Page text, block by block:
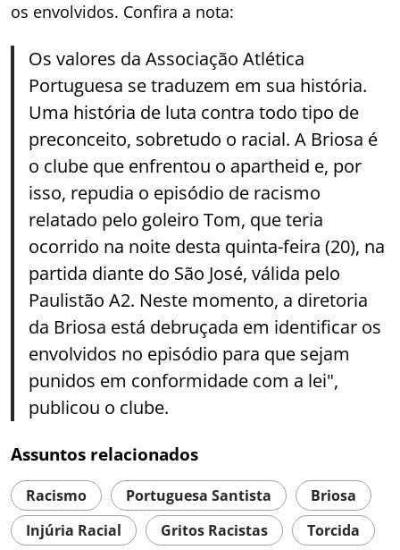
os envolvidos. Confira a nota:
Os valores da Associação Atlética
Portuguesa se traduzem em sua história.
Uma história de luta contra todo tipo de
preconceito, sobretudo o racial. A Briosa é
o clube que enfrentou o apartheid e, por
isso, repudia o episódio de racismo
relatado pelo goleiro Tom, que teria
ocorrido na noite desta quinta-feira (20), na
partida diante do São José, válida pelo
Paulistão A2. Neste momento, a diretoria
da Briosa está debruçada em identificar os
envolvidos no episódio para que sejam
punidos em conformidade com a lei",
publicou o clube.
Assuntos relacionados
Racismo Portuguesa Santista
Briosa
Injúria Racial
Gritos Racistas Torcida